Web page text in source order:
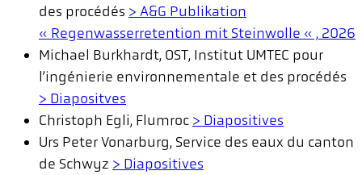
des procédés > A&G Publikation
« Regenwasserretention mit Steinwolle « , 2026
Michael Burkhardt, OST, Institut UMTEC pour
l’ingénierie environnementale et des procédés
> Diapositves
Christoph Egli, Flumroc > Diapositives
Urs Peter Vonarburg, Service des eaux du canton
de Schwyz > Diapositives